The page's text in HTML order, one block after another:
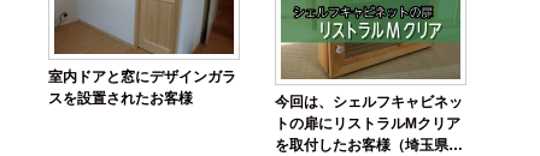
室内ドアと窓にデザインガラ
スを設置されたお客様
今回は、シェルフキャビネッ
トの扉にリストラルMクリア
を取付したお客様（埼玉県上